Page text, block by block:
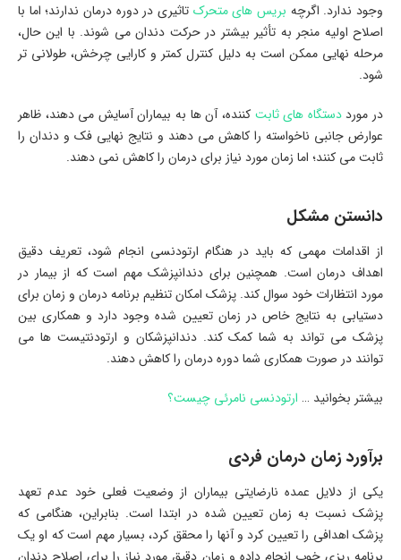
وجود ندارد. اگرچه بریس های متحرک تاثیری در دوره درمان ندارند؛ اما با
اصلاح اولیه منجر به تأثیر بیشتر در حرکت دندان می شوند. با این حال،
مرحله نهایی ممکن است به دلیل کنترل کمتر و کارایی چرخش، طولانی تر
شود.
در مورد دستگاه های ثابت کننده، آن ها به بیماران آسایش می دهند، ظاهر
عوارض جانبی ناخواسته را کاهش می دهند و نتایج نهایی فک و دندان را
ثابت می کنند؛ اما زمان مورد نیاز برای درمان را کاهش نمی دهند.
دانستن مشکل
از اقدامات مهمی که باید در هنگام ارتودنسی انجام شود، تعریف دقیق
اهداف درمان است. همچنین برای دندانپزشک مهم است که از بیمار در
مورد انتظارات خود سوال کند. پزشک امکان تنظیم برنامه درمان و زمان برای
دستیابی به نتایج خاص در زمان تعیین شده وجود دارد و همکاری بین
پزشک می تواند به شما کمک کند. دندانپزشکان و ارتودنتیست ها می
توانند در صورت همکاری شما دوره درمان را کاهش دهند.
بیشتر بخوانید … ارتودنسی نامرئی چیست؟
برآورد زمان درمان فردی
یکی از دلایل عمده نارضایتی بیماران از وضعیت فعلی خود عدم تعهد
پزشک نسبت به زمان تعیین شده در ابتدا است. بنابراین، هنگامی که
پزشک اهدافی را تعیین کرد و آنها را محقق کرد، بسیار مهم است که او یک